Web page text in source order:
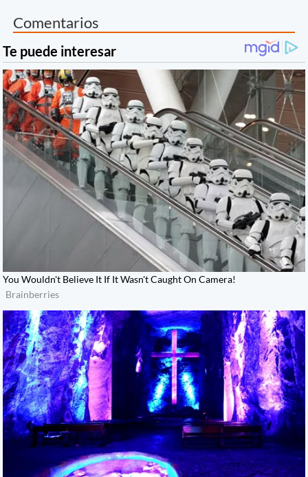
Comentarios